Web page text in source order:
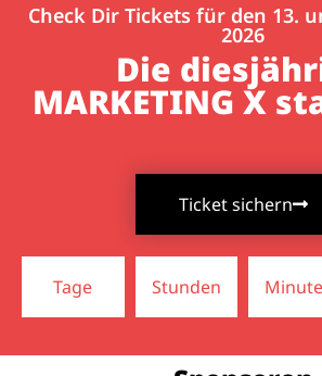
Check Dir Tickets für den 13.
2026
Die
MARKETING X
Ticket sichern
Tage Stunden